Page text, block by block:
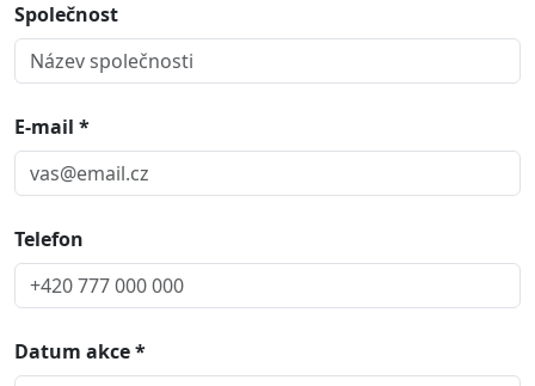
Společnost
E-mail *
Telefon
Datum akce *